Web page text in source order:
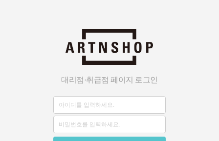
대리점·취급점 페이지 로그인